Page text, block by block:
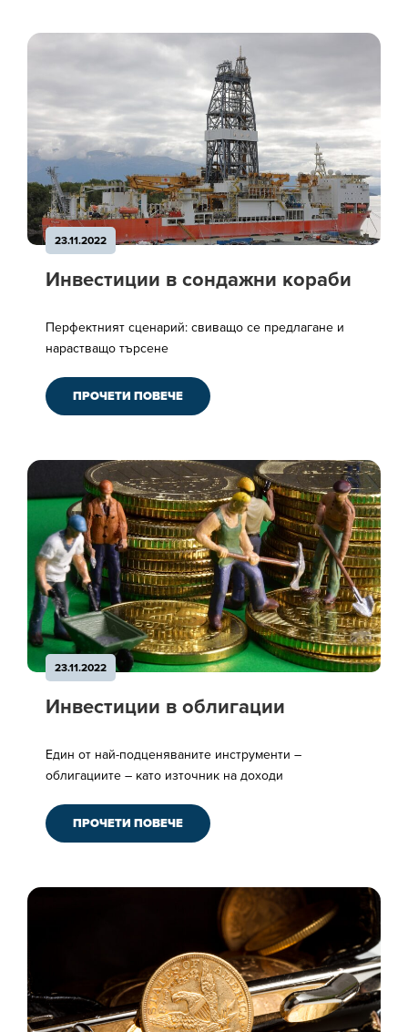
23.11.2022
Инвестиции в сондажни кораби
Перфектният сценарий: свиващо се предлагане и
нарастващо търсене
ПРОЧЕТИ ПОВЕЧЕ
23.11.2022
Инвестиции в облигации
Един от най-подценяваните инструменти –
облигациите – като източник на доходи
ПРОЧЕТИ ПОВЕЧЕ